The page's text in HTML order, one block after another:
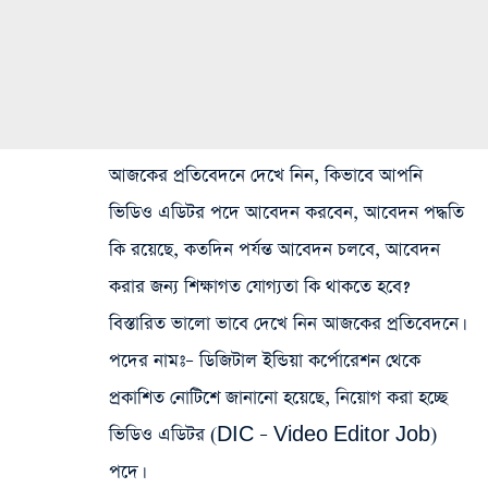
আজকের প্রতিবেদনে দেখে নিন, কিভাবে আপনি
ভিডিও এডিটর পদে আবেদন করবেন, আবেদন পদ্ধতি
কি রয়েছে, কতদিন পর্যন্ত আবেদন চলবে, আবেদন
করার জন্য শিক্ষাগত যোগ্যতা কি থাকতে হবে?
বিস্তারিত ভালো ভাবে দেখে নিন আজকের প্রতিবেদনে।
পদের নামঃ– ডিজিটাল ইন্ডিয়া কর্পোরেশন থেকে
প্রকাশিত নোটিশে জানানো হয়েছে, নিয়োগ করা হচ্ছে
ভিডিও এডিটর (DIC – Video Editor Job)
পদে।